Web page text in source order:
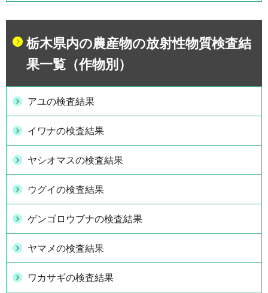
栃木県内の農産物の放射性物質検査結
果一覧（作物別）
アユの検査結果
イワナの検査結果
ヤシオマスの検査結果
ウグイの検査結果
ゲンゴロウブナの検査結果
ヤマメの検査結果
ワカサギの検査結果